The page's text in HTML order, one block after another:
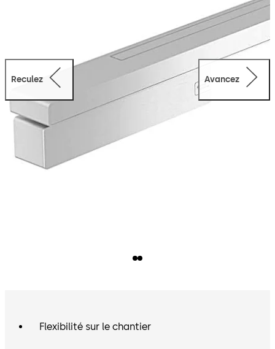
Reculez Avancez
Flexibilité sur le chantier